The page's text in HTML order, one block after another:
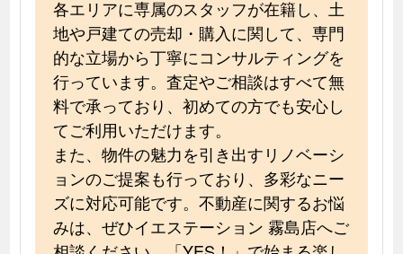
各エリアに専属のスタッフが在籍し、土
地や戸建ての売却・購入に関して、専門
的な立場から丁寧にコンサルティングを
行っています。査定やご相談はすべて無
料で承っており、初めての方でも安心し
てご利用いただけます。
また、物件の魅力を引き出すリノベーシ
ョンのご提案も行っており、多彩なニー
ズに対応可能です。不動産に関するお悩
みは、ぜひイエステーション 霧島店へご